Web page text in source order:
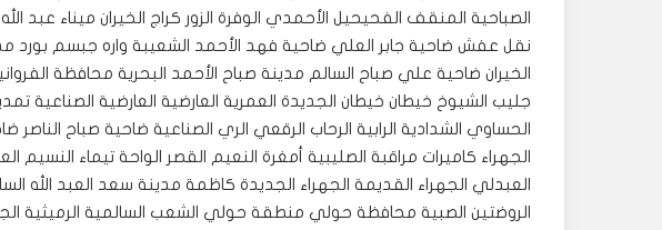
الصباحية المنقف الفحيحيل الأحمدي الوفرة الزور كراج الخيران ميناء عبد الله
نقل عفش ضاحية جابر العلي ضاحية فهد الأحمد الشعيبة واره جبسم بورد
الخيران ضاحية علي صباح السالم مدينة صباح الأحمد البحرية محافظة
جليب الشيوخ خيطان خيطان الجديدة العمرية العارضية العارضية الصناعية
الحساوي الشدادية الرابية الرحاب الرقعي الري الصناعية ضاحية صباح الناصر
الجهراء كاميرات مراقبة الصليبية أمغرة النعيم القصر الواحة تيماء النسيم
العبدلي الجهراء القديمة الجهراء الجديدة كاظمة مدينة سعد العبد الله
الروضتين الصبية محافظة حولي منطقة حولي الشعب السالمية الرميثية